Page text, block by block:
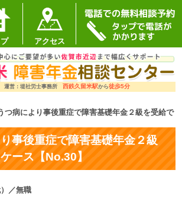
運営：堤社労士事務所 西鉄久留米駅から徒歩5分
プ アクセス
つ病により事後重症で障害基礎年金２級を受給で
事後重症で障害基礎年金２級
ース【No.30】
／無職